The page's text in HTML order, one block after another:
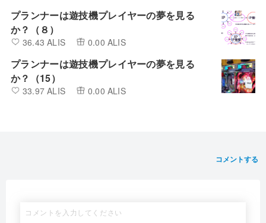
プランナーは遊技機プレイヤーの夢を見る
か？（８）
36.43 ALIS 0.00 ALIS
プランナーは遊技機プレイヤーの夢を見る
か？（15）
33.97 ALIS 0.00 ALIS
コメントする